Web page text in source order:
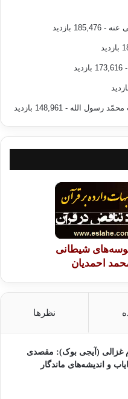
عنه - 185,476 بازدید
- 173,616 بازدید
رسول الله - 148,961 بازدید
شیطانی
احمدیان
نظرها
غزالی (آیجی بوک): مقصدی
و اندیشه‌های ماندگار